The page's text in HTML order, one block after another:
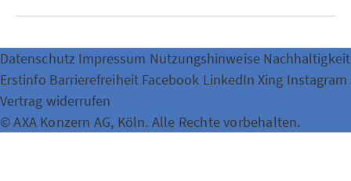
Datenschutz Impressum Nutzungshinweise Nachhaltigkeit
Erstinfo Barrierefreiheit Facebook LinkedInXing Instagram
Vertrag widerrufen
© AXA Konzern AG, Köln. Alle Rechte vorbehalten.